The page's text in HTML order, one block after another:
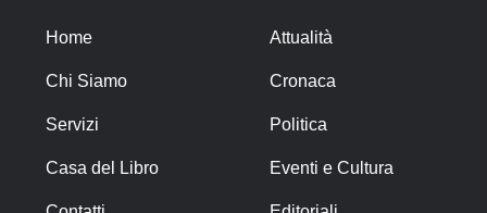
Home
Chi Siamo
Servizi
Casa del Libro
Attualità
Cronaca
Politica
Eventi e Cultura